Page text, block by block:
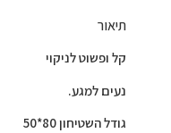
תיאור
קל ופשוט לניקוי
נעים למגע.
גודל השטיחון 80*50